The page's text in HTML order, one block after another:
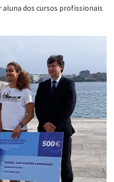
dos cursos profissionais